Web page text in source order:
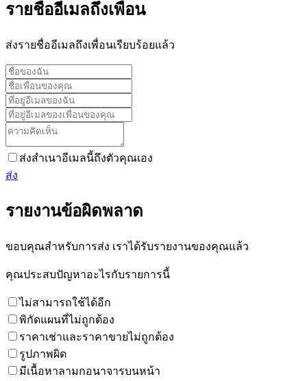
รายชื่ออีเมลถึงเพื่อน
ส่งรายชื่ออีเมลถึงเพื่อนเรียบร้อยแล้ว
ส่งสำเนาอีเมลนี้ถึงตัวคุณเอง
ส่ง
รายงานข้อผิดพลาด
ขอบคุณสำหรับการส่ง เราได้รับรายงานของคุณแล้ว
คุณประสบปัญหาอะไรกับรายการนี้
ไม่สามารถใช้ได้อีก
พิกัดแผนที่ไม่ถูกต้อง
ราคาเช่าและราคาขายไม่ถูกต้อง
รูปภาพผิด
มีเนื้อหาลามกอนาจารบนหน้า